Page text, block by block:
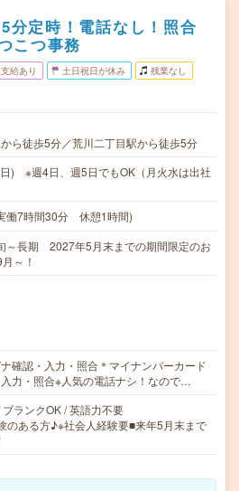
分定時！電話なし！照合
こつ事務
給あり 土日祝日が休み 残業なし
ら徒歩5分／荒川二丁目駅から徒歩5分
) ※週4日、週5日でもOK（月火水は出社
働7時間30分 休憩1時間)
～長期 2027年5月末までの期間限定のお
～！
確認・入力・照合＊マイナンバーカード
力・照合※人気の電話ナシ！なので…
ランクOK / 英語力不要
のある方♪※社会人経験要■来年5月末まで